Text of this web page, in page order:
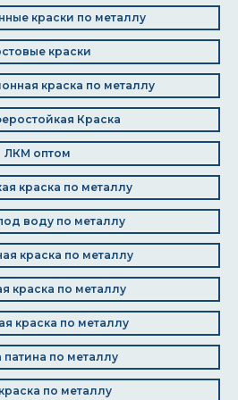
краски по металлу
краски
краска по металлу
Краска
ЛКМ оптом
краска по металлу
воду по металлу
краска по металлу
краска по металлу
краска по металлу
патина по металлу
по металлу